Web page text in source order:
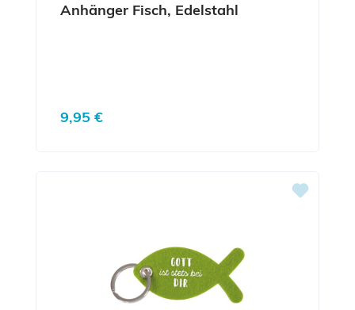
Anhänger Fisch, Edelstahl
Regulärer Preis:
9,95 €